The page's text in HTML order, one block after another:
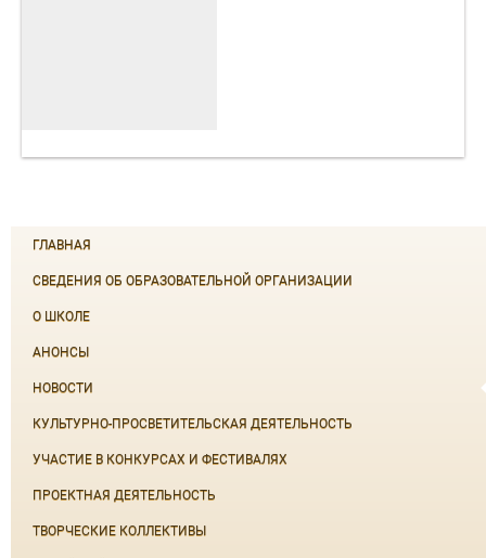
ГЛАВНАЯ
СВЕДЕНИЯ ОБ ОБРАЗОВАТЕЛЬНОЙ ОРГАНИЗАЦИИ
О ШКОЛЕ
АНОНСЫ
НОВОСТИ
КУЛЬТУРНО-ПРОСВЕТИТЕЛЬСКАЯ ДЕЯТЕЛЬНОСТЬ
УЧАСТИЕ В КОНКУРСАХ И ФЕСТИВАЛЯХ
ПРОЕКТНАЯ ДЕЯТЕЛЬНОСТЬ
ТВОРЧЕСКИЕ КОЛЛЕКТИВЫ